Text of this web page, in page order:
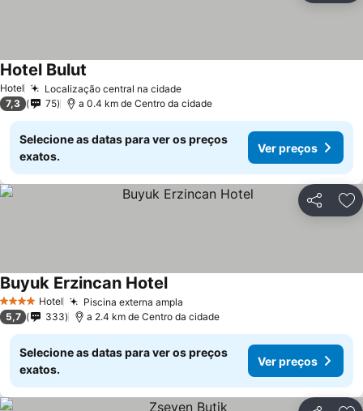
Hotel Localização central na cidadeVer preços
Hotel Bulut
7,3 75 a 0.4 km de Centro da cidade
Selecione as datas para ver os preços
exatos.
Ver preços
Partilhar
4 EstrelasHotel Piscina externa ampla
Buyuk Erzincan HotelVer preços
5,7 333 a 2.4 km de Centro da cidade
Selecione as datas para ver os preços
exatos.
Ver preços